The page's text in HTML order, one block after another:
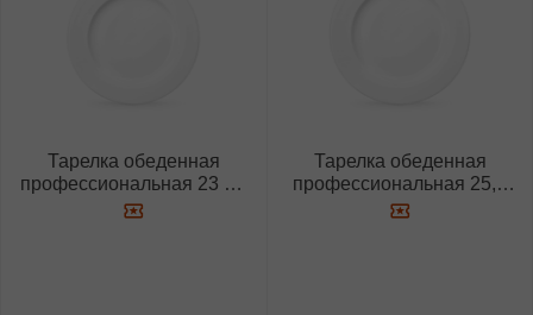
Тарелка обеденная
профессиональная 23 см
WL‑991179/A
Тарелка обеденная
профессиональная 25,5
см WL‑991180/A